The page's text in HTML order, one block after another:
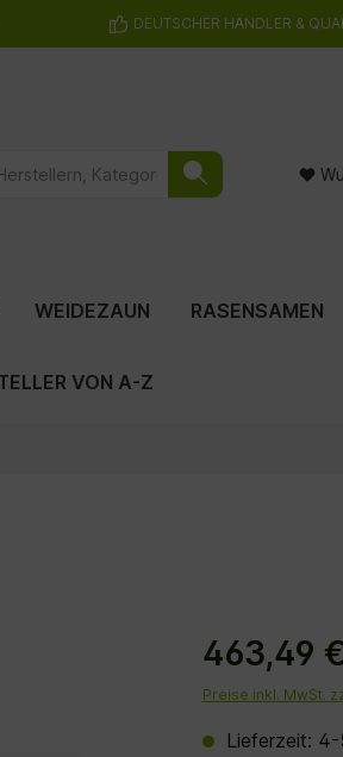
DEUTSCHER HÄNDLER &
WEIDEZAUN RASENSAMEN
VON A-Z
463,49
Preise inkl. MwSt.
Lieferzeit: